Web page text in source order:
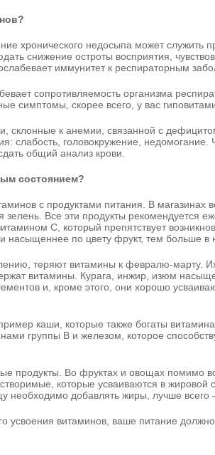
хронического недосыпа может служить
снижение остроты восприятия,
иммунитет к респираторным
сопротивляемость организма
симптомы, скорее всего, у вас
склонные к анемии, связанной с
слабость, головокружение, недомогание.
общий анализ крови.
состоянием?
с продуктами питания. В магазинах
зелень. Все эти продукты рекомендуется
С, который препятствует
насыщеннее по цвету фрукт, тем больше в
теряют витамины к февралю-марту.
витамины. Курага, инжир, изюм
и, кроме этого, они хорошо
каши, которые также богаты
группы В и железом, которое
продукты. Во фруктах и овощах помимо
которые усваиваются в жировой
необходимо добавлять жиры, лучше всего
усвоения витаминов, ваше питание